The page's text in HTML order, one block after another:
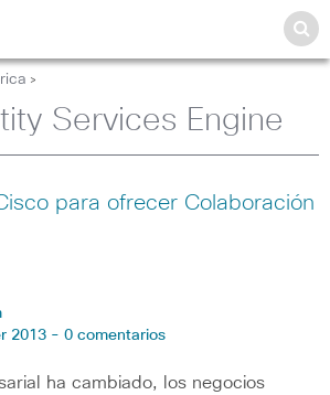
>
Services Engine
para ofrecer Colaboración
2013 - 0 comentarios
ha cambiado, los negocios